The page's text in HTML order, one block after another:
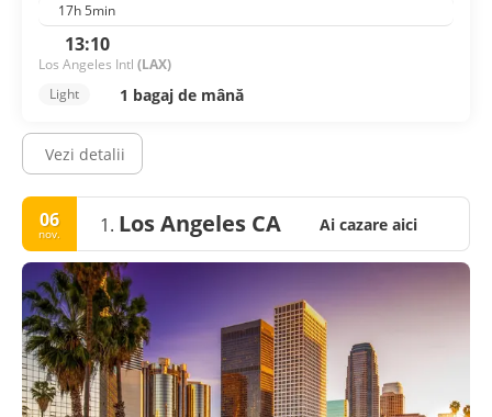
17h 5min
13:10
Los Angeles Intl (LAX)
Light
1 bagaj de mână
Vezi detalii
06
nov. 1. Los Angeles CA Ai cazare aici